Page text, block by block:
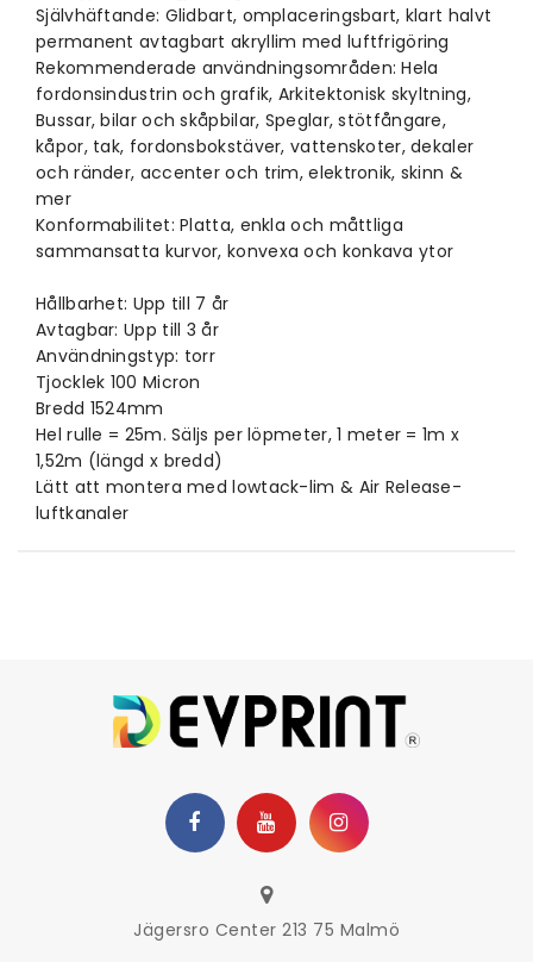
Självhäftande: Glidbart, omplaceringsbart, klart halvt
permanent avtagbart akryllim med luftfrigöring
Rekommenderade användningsområden: Hela
fordonsindustrin och grafik, Arkitektonisk skyltning,
Bussar, bilar och skåpbilar, Speglar, stötfångare,
kåpor, tak, fordonsbokstäver, vattenskoter, dekaler
och ränder, accenter och trim, elektronik, skinn &
mer
Konformabilitet: Platta, enkla och måttliga
sammansatta kurvor, konvexa och konkava ytor
Hållbarhet: Upp till 7 år
Avtagbar: Upp till 3 år
Användningstyp: torr
Tjocklek 100 Micron
Bredd 1524mm
Hel rulle = 25m. Säljs per löpmeter, 1 meter = 1m x
1,52m (längd x bredd)
Lätt att montera med lowtack-lim & Air Release-
luftkanaler
Jägersro Center 213 75 Malmö